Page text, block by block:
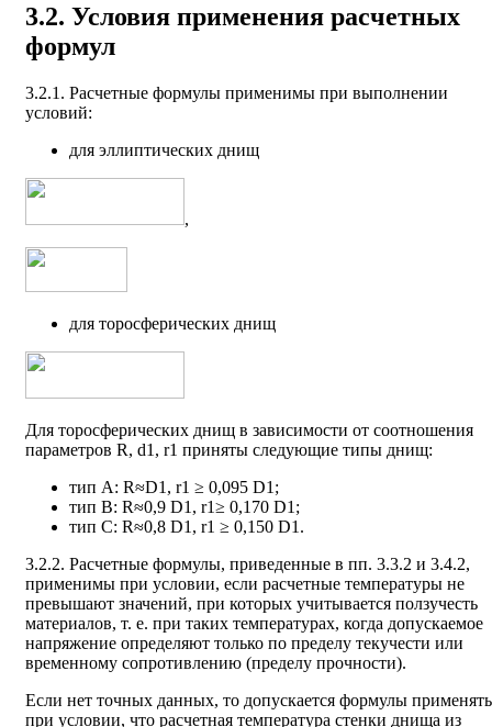
3.2. Условия применения расчетных
формул
3.2.1. Расчетные формулы применимы при выполнении
условий:
для эллиптических днищ
,
для торосферических днищ
Для торосферических днищ в зависимости от соотношения
параметров R, d1, r1 приняты следующие типы днищ:
тип A: R≈D1, r1 ≥ 0,095 D1;
тип В: R≈0,9 D1, r1≥ 0,170 D1;
тип С: R≈0,8 D1, r1 ≥ 0,150 D1.
3.2.2. Расчетные формулы, приведенные в пп. 3.3.2 и 3.4.2,
применимы при условии, если расчетные температуры не
превышают значений, при которых учитывается ползучесть
материалов, т. е. при таких температурах, когда допускаемое
напряжение определяют только по пределу текучести или
временному сопротивлению (пределу прочности).
Если нет точных данных, то допускается формулы применять
при условии, что расчетная температура стенки днища из